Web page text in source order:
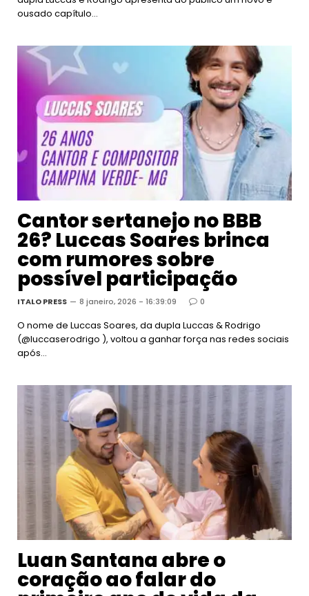
ousado capítulo…
Cantor sertanejo no BBB
26? Luccas Soares brinca
com rumores sobre
possível participação
ITALO PRESS 8 janeiro, 2026 - 16:39:09 0
O nome de Luccas Soares, da dupla Luccas & Rodrigo
(@luccaserodrigo ), voltou a ganhar força nas redes sociais
após…
Luan Santana abre o
coração ao falar do